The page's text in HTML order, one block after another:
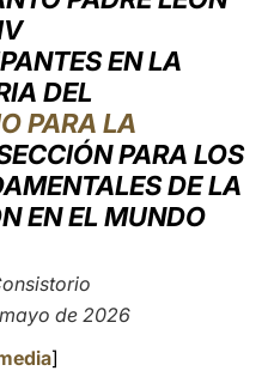
العربيّة
中文
EN LA
DEL
PARA LA
PARA LOS
DE LA
EN EL MUNDO
de 2026
]